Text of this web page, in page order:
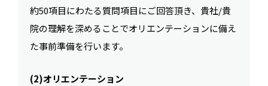
約50項目にわたる質問項目にご回答頂き、貴社/貴
院の理解を深めることでオリエンテーションに備え
た事前準備を行います。
(2)オリエンテーション